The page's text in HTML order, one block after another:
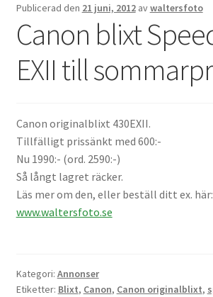
Stativ
Väskor
Objektiv övriga
Publicerad den 21 juni, 2012 avwaltersfoto
Canon blixt
EXII till
Canon originalblixt 430EXII.
Tillfälligt prissänkt med 600:-
Nu 1990:- (ord. 2590:-)
Så långt lagret räcker.
Läs mer om den, eller beställ ditt ex. här:
www.waltersfoto.se
Kategori: Annonser
Etiketter: Blixt, Canon, Canon originalblixt,